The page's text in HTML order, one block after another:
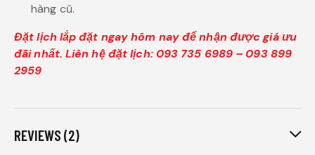
hàng cũ.
Đặt lịch lắp đặt ngay hôm nay để nhận được giá ưu
đãi nhất. Liên hệ đặt lịch: 093 735 6989 – 093 899
2959
REVIEWS (2)